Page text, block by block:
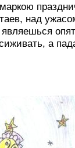
над
а